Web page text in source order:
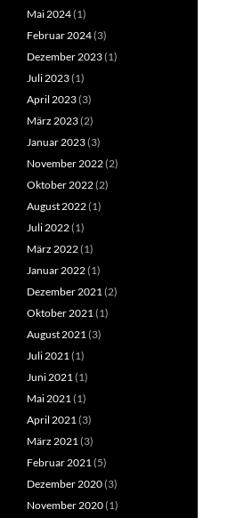
Mai 2024(1)
Februar 2024(3)
Dezember 2023(1)
Juli 2023(1)
April 2023(3)
März 2023(2)
Januar 2023(3)
November 2022(2)
Oktober 2022(2)
August 2022(1)
Juli 2022(1)
März 2022(1)
Januar 2022(1)
Dezember 2021(2)
Oktober 2021(1)
August 2021(3)
Juli 2021(1)
Juni 2021(1)
Mai 2021(1)
April 2021(3)
März 2021(3)
Februar 2021(5)
Dezember 2020(3)
November 2020(1)